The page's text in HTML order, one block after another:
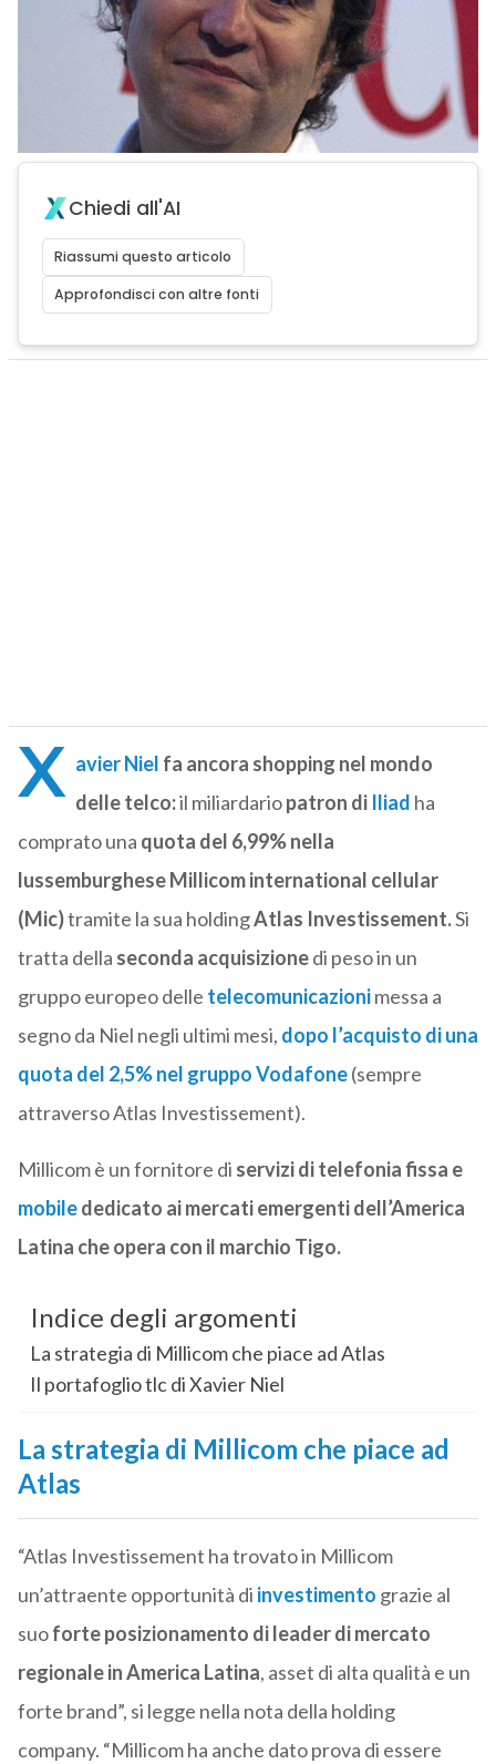
Chiedi all'AI
Riassumi questo articolo
Approfondisci con altre fonti
X avier Niel fa ancora shopping nel mondo
delle telco:il miliardariopatron di Iliad ha
comprato una quota del 6,99% nella
lussemburghese Millicom international cellular
(Mic)tramite la sua holdingAtlas Investissement.Si
tratta della seconda acquisizionedi peso in un
gruppo europeo delle telecomunicazionimessa a
segno da Niel negli ultimi mesi, dopo l’acquisto di una
quota del 2,5% nel gruppo Vodafone(sempre
attraverso Atlas Investissement).
Millicom è un fornitore di servizi di telefonia fissa e
mobilededicato ai mercati emergenti dell’America
Latina che opera con il marchio Tigo.
Indice degli argomenti
La strategia di Millicom che piace ad Atlas
Il portafoglio tlc di Xavier Niel
La strategia di Millicom che piace ad
Atlas
“Atlas Investissement ha trovato in Millicom
un’attraente opportunità di investimento grazie al
suoforte posizionamento di leader di mercato
regionale in America Latina, asset di alta qualità e un
forte brand”, si legge nella nota della holding
company. “Millicom ha anche dato prova di essere